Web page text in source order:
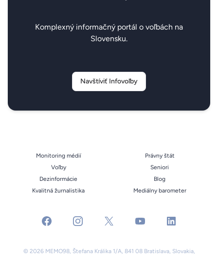
Komplexný informačný portál o voľbách na
Slovensku.
Navštíviť Infovoľby
Monitoring médií
Voľby
Dezinformácie
Kvalitná žurnalistika
Právny štát
Seniori
Blog
Mediálny barometer
facebook instagramx youtube linkedin
© 2026 MEMO98, Štefana Králika 1/A, 841 08 Bratislava, Slovakia,